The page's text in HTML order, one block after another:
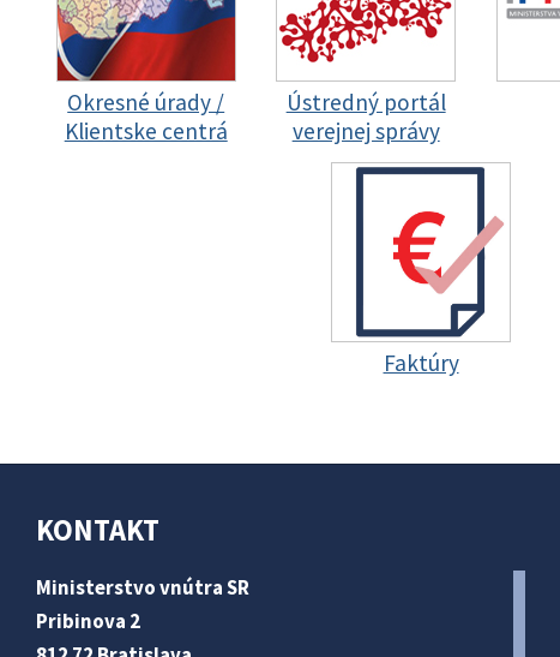
Okresné úrady /
Klientske centrá
Ústredný portál
verejnej správy
Faktúry
KONTAKT
Ministerstvo vnútra SR
Pribinova 2